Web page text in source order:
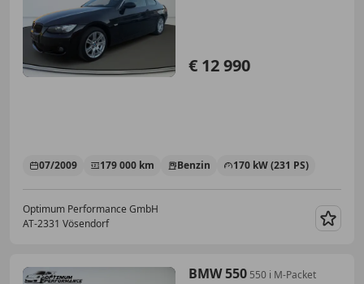
€ 12 990
07/2009 179 000 km Benzin 170 kW (231 PS)
Optimum Performance GmbH
AT-2331 Vösendorf
BMW 550 550 i M-Packet